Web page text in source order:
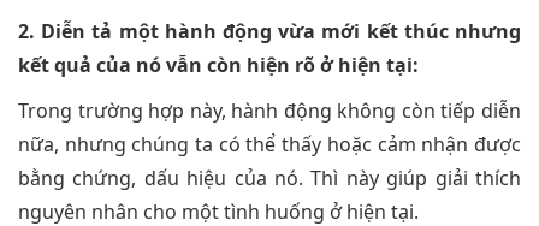
2. Diễn tả một hành động vừa mới kết thúc nhưng
kết quả của nó vẫn còn hiện rõ ở hiện tại:
Trong trường hợp này, hành động không còn tiếp diễn
nữa, nhưng chúng ta có thể thấy hoặc cảm nhận được
bằng chứng, dấu hiệu của nó. Thì này giúp giải thích
nguyên nhân cho một tình huống ở hiện tại.